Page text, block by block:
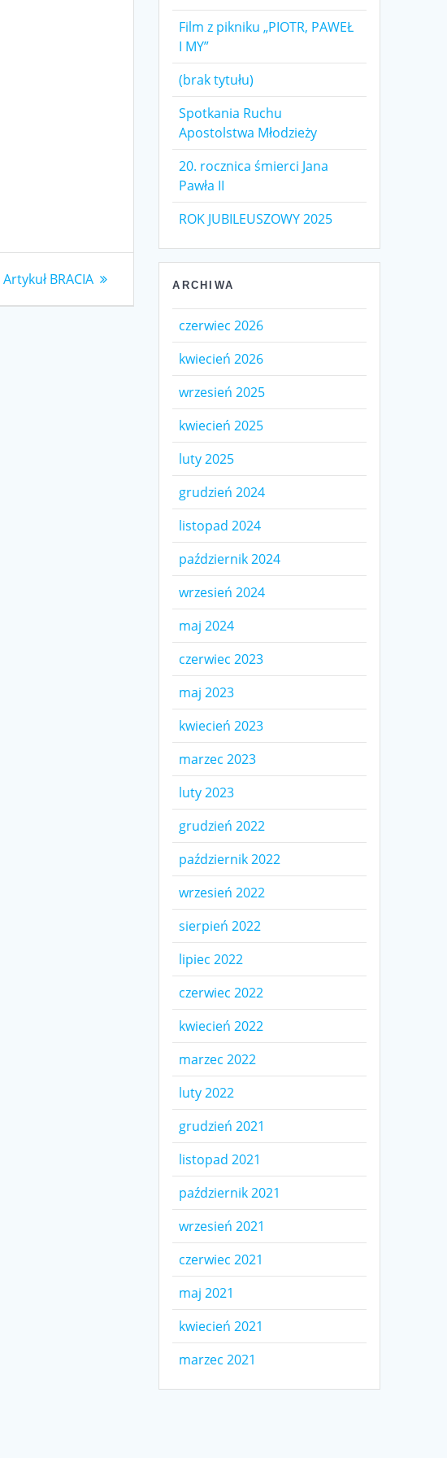
Następny
Artykuł BRACIA
Film z pikniku „PIOTR, PAWEŁ
I MY”
(brak tytułu)
Spotkania Ruchu
Apostolstwa Młodzieży
20. rocznica śmierci Jana
Pawła II
ROK JUBILEUSZOWY 2025
ARCHIWA
czerwiec 2026
kwiecień 2026
wrzesień 2025
kwiecień 2025
luty 2025
grudzień 2024
listopad 2024
październik 2024
wrzesień 2024
maj 2024
czerwiec 2023
maj 2023
kwiecień 2023
marzec 2023
luty 2023
grudzień 2022
październik 2022
wrzesień 2022
sierpień 2022
lipiec 2022
czerwiec 2022
kwiecień 2022
marzec 2022
luty 2022
grudzień 2021
listopad 2021
październik 2021
wrzesień 2021
czerwiec 2021
maj 2021
kwiecień 2021
marzec 2021